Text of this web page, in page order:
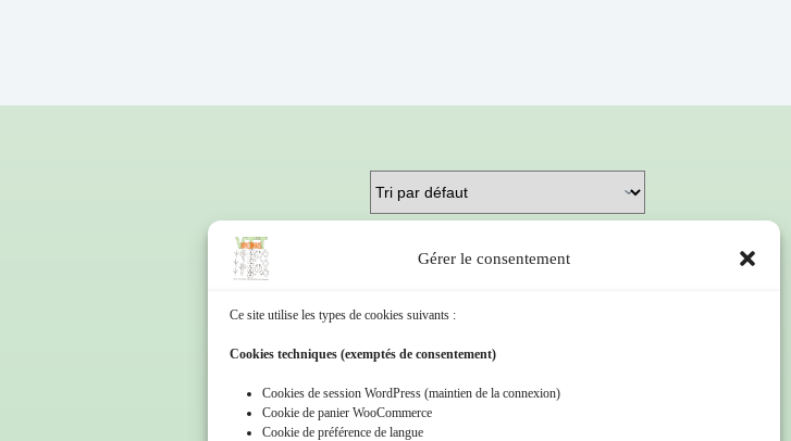
Gérer le consentement
Ce site utilise les types de cookies suivants :
Cookies techniques (exemptés de consentement)
Cookies de session WordPress (maintien de la connexion)
Cookie de panier WooCommerce
Cookie de préférence de langue